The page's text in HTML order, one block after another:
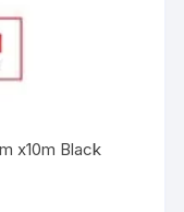
x10m Black